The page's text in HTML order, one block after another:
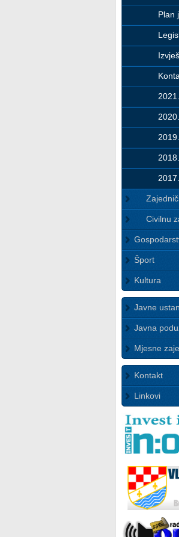
Plan
Civilnu
Šport
Kultura
Javne
Javna
Mjesne
Kontakt
Linkovi